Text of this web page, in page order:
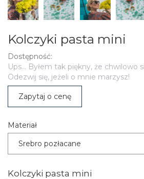
Kolczyki pasta mini
Dostępność:
Ups... Byłem tak piękny, że chwilowo
Odezwij się, jeżeli o mnie marzysz!
Zapytaj o cenę
Materiał
Srebro pozłacane
Kolczyki pasta mini